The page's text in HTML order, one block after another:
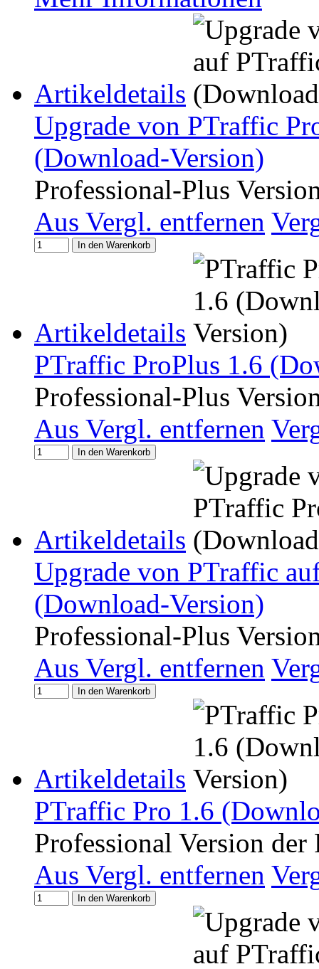
Artikeldetails
Upgrade von PTraffic
(Download-Version)
Professional-Plus
Aus Vergl. entfernen
In den Warenkorb
Artikeldetails
PTraffic ProPlus 1.6
Professional-Plus
Aus Vergl. entfernen
In den Warenkorb
Artikeldetails
Upgrade von PTraffic
(Download-Version)
Professional-Plus
Aus Vergl. entfernen
In den Warenkorb
Artikeldetails
PTraffic Pro 1.6
Professional Version
Aus Vergl. entfernen
In den Warenkorb